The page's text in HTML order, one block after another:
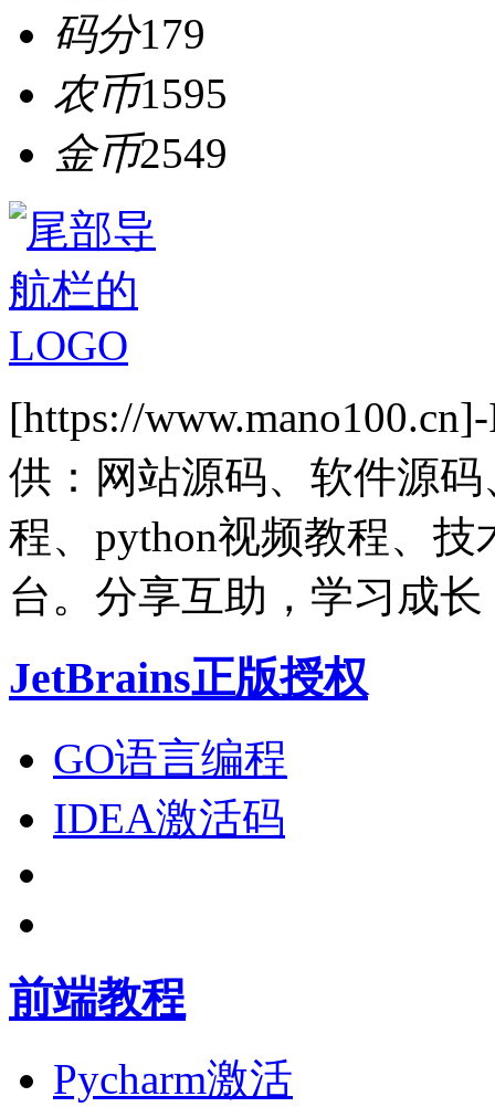
码分179
农币1595
金币2549
[https://
供：网站源码、软件源
程、python视频教程、
台。分享互助，学习成长
JetBrains正版授权
GO语言编程
IDEA激活码
前端教程
Pycharm激活